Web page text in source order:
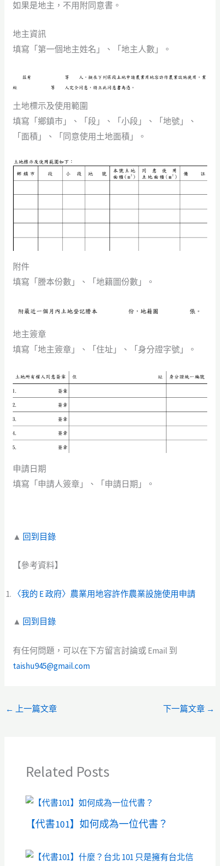
如果是地主，不用附同意書。
地主資訊
填寫「第一個地主姓名」、「地主人數」。
土地標示及使用範圍
填寫「鄉鎮市」、「段」、「小段」、「地號」、
「面積」、「同意使用土地面積」。
附件
填寫「謄本份數」、「地籍圖份數」。
地主簽章
填寫「地主簽章」、「住址」、「身分證字號」。
申請日期
填寫「申請人簽章」、「申請日期」。
▲ 回到目錄
【參考資料】
〈我的 E 政府〉農業用地容許作農業設施使用申請
▲ 回到目錄
有任何問題，可以在下方留言討論或 Email 到
taishu945@gmail.com
← 上一篇文章 下一篇文章 →
Related Posts
【代書101】如何成為一位代書？